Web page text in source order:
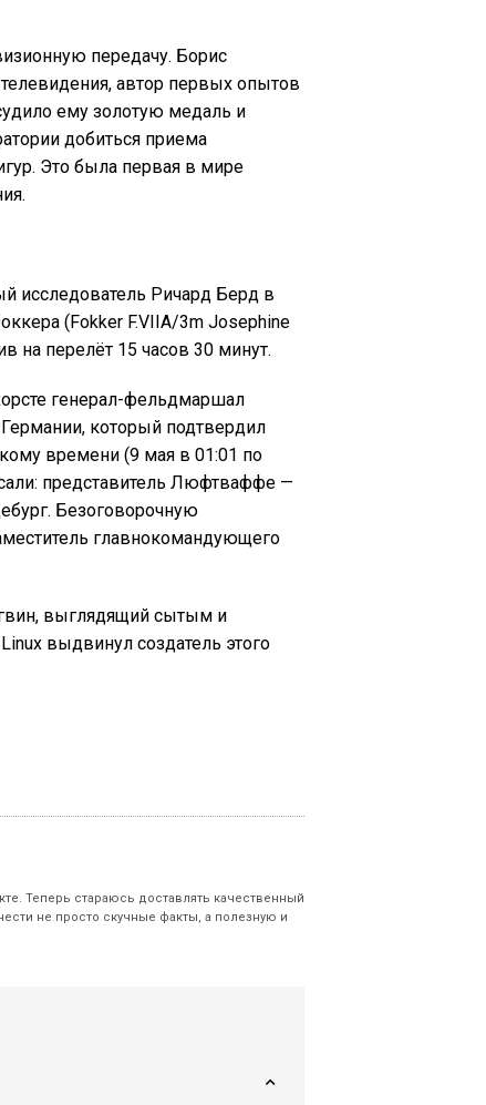
передачу. Борис
автор первых опытов
ему золотую медаль и
добиться приема
Это была первая в мире
исследователь Ричард Берд в
(Fokker F.VIIA/3m Josephine
на перелёт 15 часов 30 минут.
генерал-фельдмаршал
который подтвердил
времени (9 мая в 01:01 по
представитель Люфтваффе —
Безоговорочную
главнокомандующего
выглядящий сытым и
выдвинул создатель этого
Теперь стараюсь доставлять качественный
не просто скучные факты, а полезную и